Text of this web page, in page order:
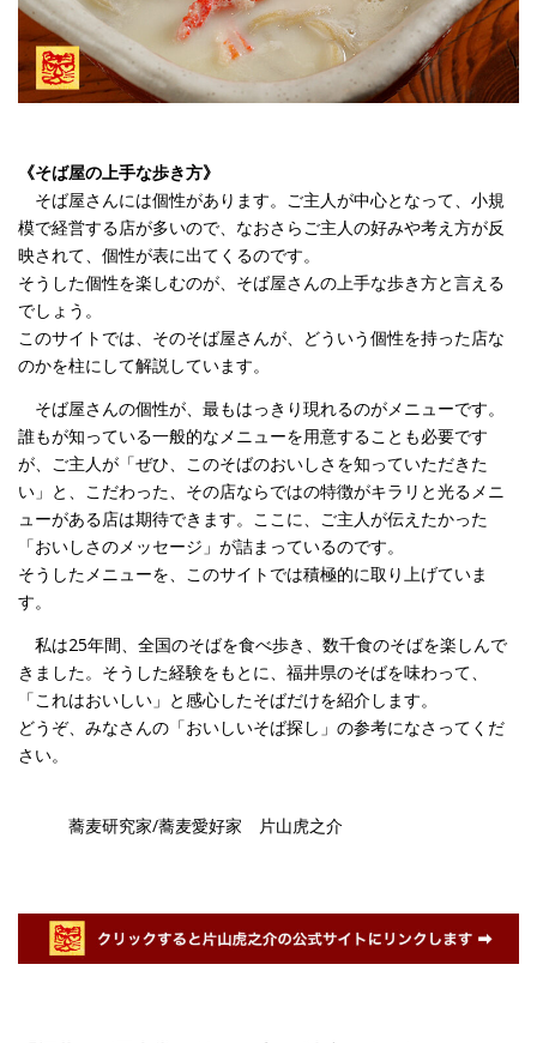
《そば屋の上手な歩き方》
そば屋さんには個性があります。ご主人が中心となって、小規
模で経営する店が多いので、なおさらご主人の好みや考え方が反
映されて、個性が表に出てくるのです。
そうした個性を楽しむのが、そば屋さんの上手な歩き方と言える
でしょう。
このサイトでは、そのそば屋さんが、どういう個性を持った店な
のかを柱にして解説しています。
そば屋さんの個性が、最もはっきり現れるのがメニューです。
誰もが知っている一般的なメニューを用意することも必要です
が、ご主人が「ぜひ、このそばのおいしさを知っていただきた
い」と、こだわった、その店ならではの特徴がキラリと光るメニ
ューがある店は期待できます。ここに、ご主人が伝えたかった
「おいしさのメッセージ」が詰まっているのです。
そうしたメニューを、このサイトでは積極的に取り上げていま
す。
私は25年間、全国のそばを食べ歩き、数千食のそばを楽しんで
きました。そうした経験をもとに、福井県のそばを味わって、
「これはおいしい」と感心したそばだけを紹介します。
どうぞ、みなさんの「おいしいそば探し」の参考になさってくだ
さい。
蕎麦研究家/蕎麦愛好家 片山虎之介